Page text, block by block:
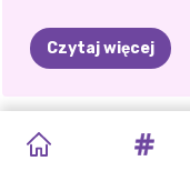
spódnicą lub
prześwitującymi
pomocą naklejek i
gwiazdą!
Czytaj więcej
GALS
TRANSFORMACJA
BILLIE
UPIORNY
MAKIJAŻ
NAJLEPSZE
PRZYJACIÓŁKI